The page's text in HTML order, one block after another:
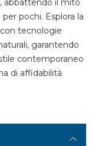
abbattendo il mito
pochi. Esplora la
tecnologie
garantendo
contemporaneo
di affidabilità